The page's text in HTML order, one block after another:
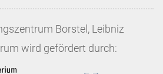
Borstel, Leibniz
wird gefördert durch: